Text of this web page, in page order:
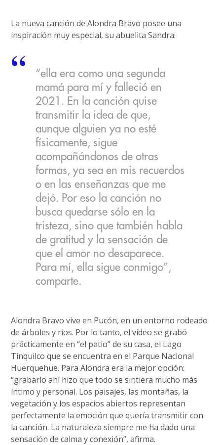
La nueva canción de Alondra Bravo posee una
inspiración muy especial, su abuelita Sandra:
“ella era como una segunda
mamá para mí y falleció en
2021. En la canción quise
transmitir la idea de que,
aunque alguien ya no esté
físicamente, sigue
acompañándonos de otras
formas, ya sea en mis recuerdos
o en las enseñanzas que me
dejó. Por eso la canción no
busca quedarse sólo en la
tristeza, sino que también habla
de gratitud y la sensación de
que el amor no desaparece.
Para mí, ella sigue conmigo”,
comparte.
Alondra Bravo vive en Pucón, en un entorno rodeado
de árboles y ríos. Por lo tanto, el video se grabó
prácticamente en “el patio” de su casa, el Lago
Tinquilco que se encuentra en el Parque Nacional
Huerquehue. Para Alondra era la mejor opción:
“grabarlo ahí hizo que todo se sintiera mucho más
íntimo y personal. Los paisajes, las montañas, la
vegetación y los espacios abiertos representan
perfectamente la emoción que quería transmitir con
la canción. La naturaleza siempre me ha dado una
sensación de calma y conexión”, afirma.